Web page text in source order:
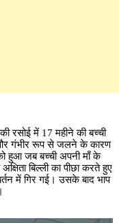
में 17 महीने की बच्ची
गंभीर रूप से जलने के कारण
हुआ जब बच्ची अपनी माँ के
बिल्ली का पीछा करते हुए
में गिर गई। उसके बाद भाप